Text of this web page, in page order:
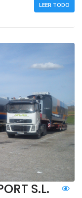
LEER TODO
S.L.